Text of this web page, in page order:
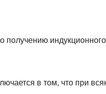
индукционного
в том, что при